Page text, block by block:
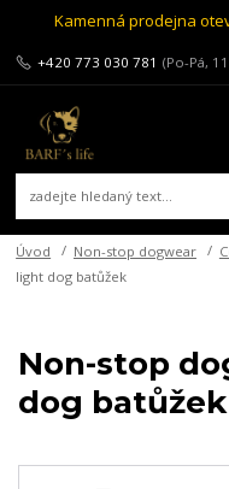
Kamenná prodejna
+420 773 030 781 (Po-Pá,
Úvod Non-stop dogwear
light dog batůžek
Non-stop
dog batůžek